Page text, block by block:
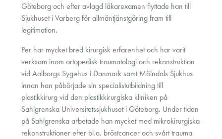
Göteborg och efter avlagd läkarexamen flyttade han till
Sjukhuset i Varberg för allmäntjänstgöring fram till
legitimation.
Per har mycket bred kirurgisk erfarenhet och har varit
verksam inom ortopedisk traumatologi och rekonstruktion
vid Aalborgs Sygehus i Danmark samt Mölndals Sjukhus
innan han påbörjade sin specialistutbildning till
plastikkirurg vid den plastikkirurgiska kliniken på
Sahlgrenska Universitetssjukhuset i Göteborg. Under tiden
på Sahlgrenska arbetade han mycket med mikrokirurgiska
rekonstruktioner efter bl.a. bröstcancer och svårt trauma.